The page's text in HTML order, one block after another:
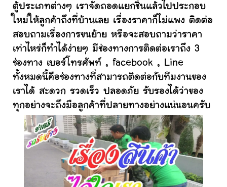
ตู้ประเภทต่างๆ เราจัดถอดแยกชิ้นแล้วไปประกอบ
ใหม่ให้ลูกค้าถึงที่บ้านเลย เรื่องราคาก็ไม่แพง ติดต่อ
สอบถามเรื่องการขนย้าย หรือจะสอบถามว่าราคา
เท่าไหร่ก็ทำได้ง่ายๆ มีช่องทางการติดต่อเราถึง 3
ช่องทาง เบอร์โทรศัพท์ , facebook , Line
ทั้งหมดนี้คือช่องทางที่สามารถติดต่อกับทีมงานของ
เราได้ สะดวก รวดเร็ว ปลอดภัย รับรองได้ว่าของ
ทุกอย่างจะถึงมือลูกค้าที่ปลายทางอย่างแน่นอนครับ